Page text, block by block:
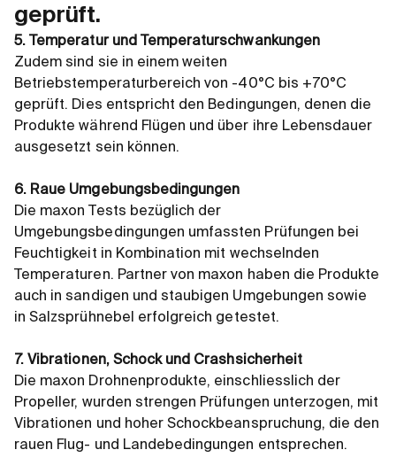
geprüft.
5. Temperatur und Temperaturschwankungen
Zudem sind sie in einem weiten
Betriebstemperaturbereich von -40°C bis +70°C
geprüft. Dies entspricht den Bedingungen, denen die
Produkte während Flügen und über ihre Lebensdauer
ausgesetzt sein können.
6. Raue Umgebungsbedingungen
Die maxon Tests bezüglich der
Umgebungsbedingungen umfassten Prüfungen bei
Feuchtigkeit in Kombination mit wechselnden
Temperaturen. Partner von maxon haben die Produkte
auch in sandigen und staubigen Umgebungen sowie
in Salzsprühnebel erfolgreich getestet.
7. Vibrationen, Schock und Crashsicherheit
Die maxon Drohnenprodukte, einschliesslich der
Propeller, wurden strengen Prüfungen unterzogen, mit
Vibrationen und hoher Schockbeanspruchung, die den
rauen Flug- und Landebedingungen entsprechen.